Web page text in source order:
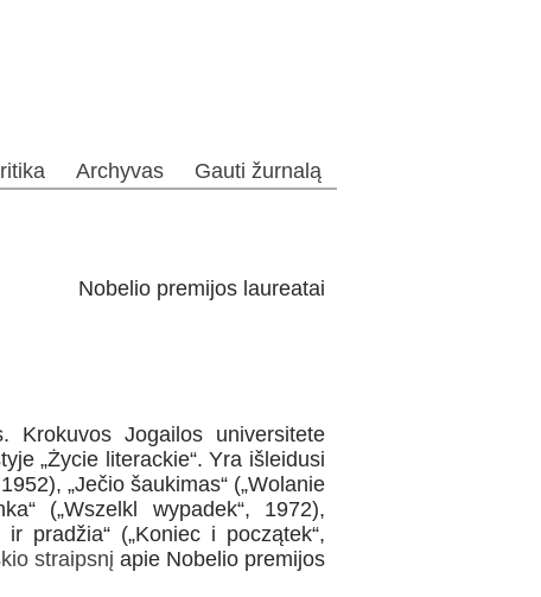
Archyvas Gauti žurnalą
Nobelio premijos laureatai
Krokuvos Jogailos universitete
„Życie literackie“. Yra išleidusi
„Ječio šaukimas“ („Wolanie
(„Wszelkl wypadek“, 1972),
pradžia“ („Koniec i początek“,
straipsnį apie Nobelio premijos